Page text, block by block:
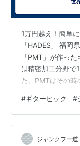
1万円越え！簡単
「HADES」 福岡
「PMT」が作っ
は精密加工分野で
た。PMTはその時
半導体電子部品
している。
発案で、加工素材
クスを使ったギタ
#ギターピック #
ジャンクフー道